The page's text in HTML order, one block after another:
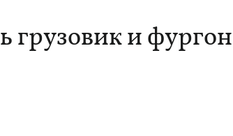
грузовик и